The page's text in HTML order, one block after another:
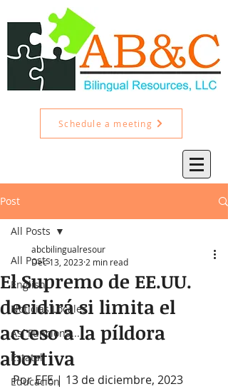
Schedule a meeting
Post
All Posts
English
Noticias Locales
Así Funciona...
Estatal
Educación
All Posts
El Supremo de EE.UU.
decidirá si limita el
acceso a la píldora
abortiva
abcbilingualresour
Dec 13, 2023 2 min read
Por EFE | 13 de diciembre, 2023